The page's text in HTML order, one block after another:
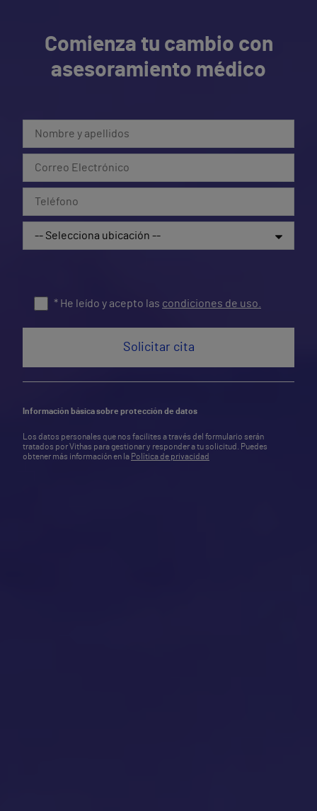
Comienza tu cambio con
asesoramiento médico
* He leído y acepto las condiciones de uso.
Información básica sobre protección de datos
Los datos personales que nos facilites a través del formulario serán
tratados por Vithas para gestionar y responder a tu solicitud. Puedes
obtener más información en la Política de privacidad